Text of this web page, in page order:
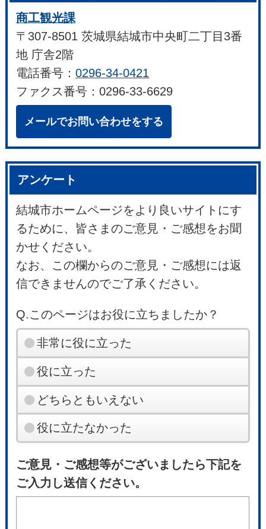
商工観光課
〒307-8501 茨城県結城市中央町二丁目3番
地 庁舎2階
電話番号：0296-34-0421
ファクス番号：0296-33-6629
メールでお問い合わせをする
アンケート
結城市ホームページをより良いサイトにす
るために、皆さまのご意見・ご感想をお聞
かせください。
なお、この欄からのご意見・ご感想には返
信できませんのでご了承ください。
Q.このページはお役に立ちましたか？
非常に役に立った
役に立った
どちらともいえない
役に立たなかった
ご意見・ご感想等がございましたら下記を
ご入力し送信ください。